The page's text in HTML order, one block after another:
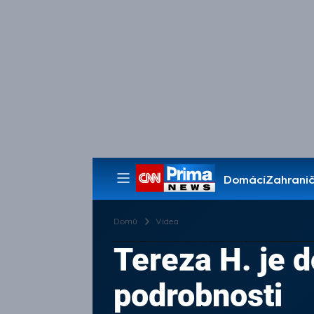
Domácí
Pořady
Domů Videa
Tereza H. je
podrobnosti